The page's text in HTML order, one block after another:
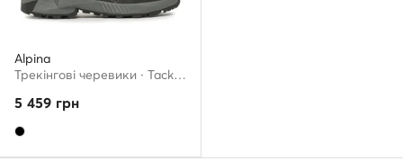
Alpina
Трекінгові черевики · Tacker Mid 627D-2 · Чорний
5 459 грн